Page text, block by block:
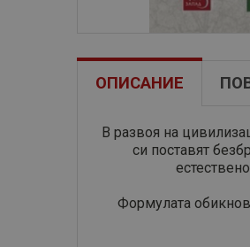
ОПИСАНИЕ
​В развоя на
си поставят
Формулата